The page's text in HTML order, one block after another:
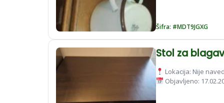
Šifra: #MDT9JGXG
Stol za
Lokacija: Nije
Objavljeno: